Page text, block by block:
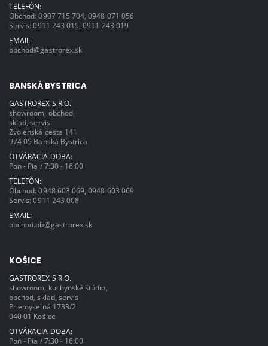
TELEFÓN:
Obchod:0907 715 704 ,0948 071 056
Servis:0911 243 015 ,0911 243 019
EMAIL:
obchod@gastrorex.sk
BANSKÁ BYSTRICA
GASTROREX S.R.O.
showroom, obchod,
sklad, servis
Zvolenská cesta 141
974 05 Banská Bystrica
OTVÁRACIA DOBA:
Pon - Pia / 7:30 - 16:00
TELEFÓN:
Obchod:0948 603 069 ,0948 603 069
Servis:0911 243 008
EMAIL:
obchod.bb@gastrorex.sk
KOŠICE
GASTROREX S.R.O.
showroom, kuchynské štúdio,
obchod, sklad, servis
Priemyselná 1733/2
040 01 Košice
OTVÁRACIA DOBA:
Pon - Pia / 7:30 - 16:00